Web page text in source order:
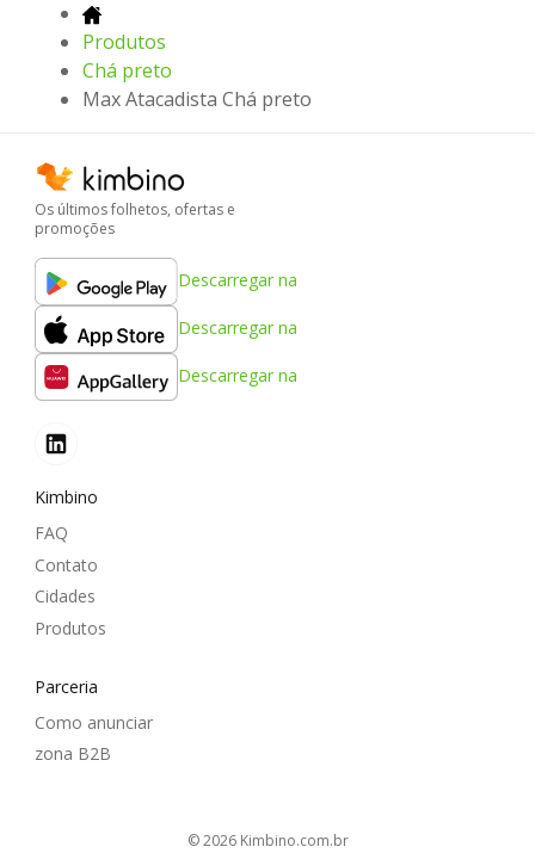
Produtos
Chá preto
Max Atacadista Chá preto
Os últimos folhetos, ofertas e
promoções
Descarregar na
Descarregar na
Descarregar na
Kimbino
FAQ
Contato
Cidades
Produtos
Parceria
Como anunciar
zona B2B
© 2026 kimbino.com.br